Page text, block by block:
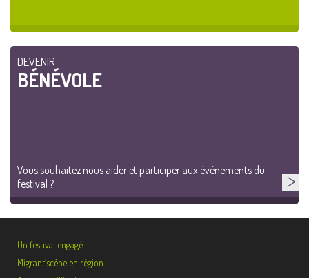
DEVENIR
BÉNÉVOLE
Vous souhaitez nous aider et participer aux événements du
festival ?
Un festival engagé
Migrant’scène en région